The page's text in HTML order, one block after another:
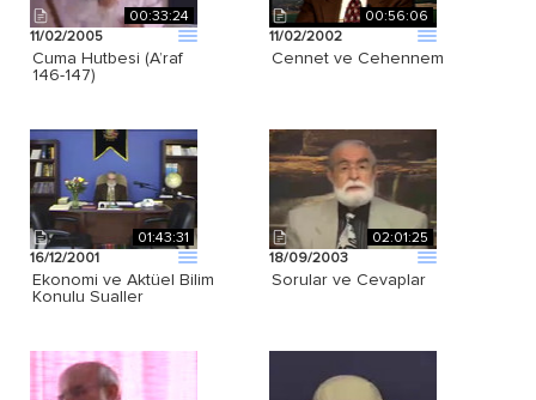
00:33:24
11/02/2005
Cuma Hutbesi (A’raf
146-147)
00:56:06
11/02/2002
Cennet ve Cehennem
01:43:31
16/12/2001
Ekonomi ve Aktüel Bilim
Konulu Sualler
02:01:25
18/09/2003
Sorular ve Cevaplar